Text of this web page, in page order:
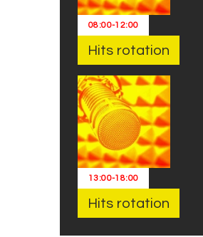
08:00-12:00
Hits rotation
13:00-18:00
Hits rotation